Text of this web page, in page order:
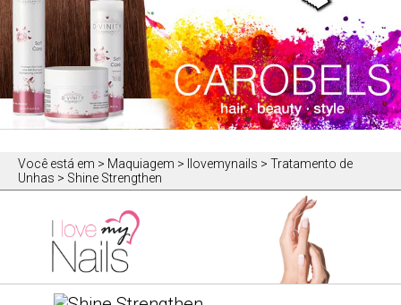
Você está em > Maquiagem > Ilovemynails > Tratamento de
Unhas > Shine Strengthen